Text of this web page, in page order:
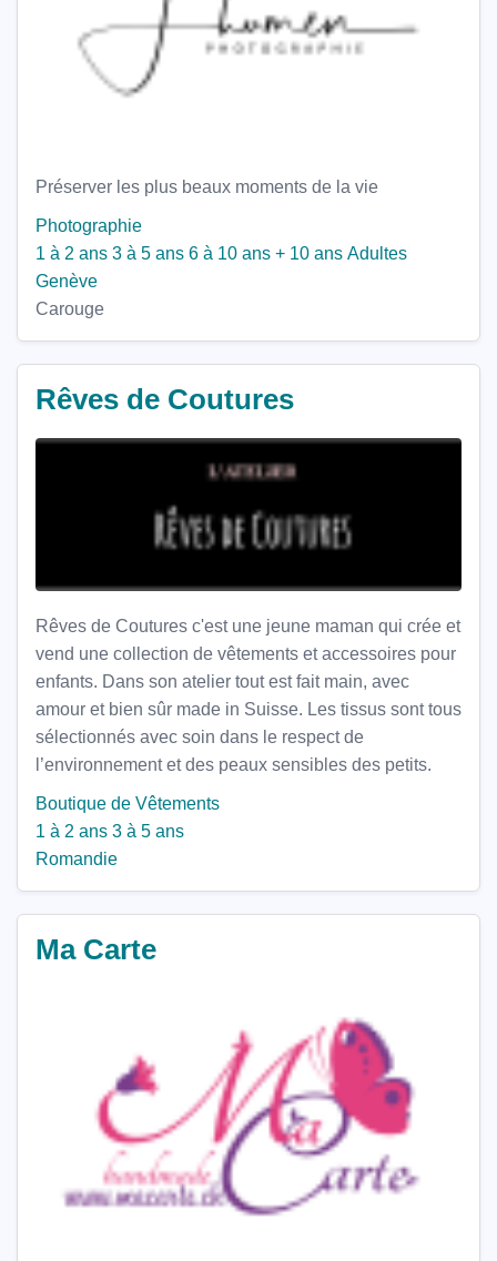
Préserver les plus beaux moments de la vie
Photographie
1 à 2 ans 3 à 5 ans 6 à 10 ans + 10 ans Adultes
Genève
Carouge
​Rêves de Coutures
​Rêves de Coutures c'est une jeune maman qui crée et
vend une collection de vêtements et accessoires pour
enfants. Dans son atelier tout est fait main, avec
amour et bien sûr made in Suisse. Les tissus sont tous
sélectionnés avec soin dans le respect de
l’environnement et des peaux sensibles des petits.
Boutique de Vêtements
1 à 2 ans 3 à 5 ans
Romandie
Ma Carte